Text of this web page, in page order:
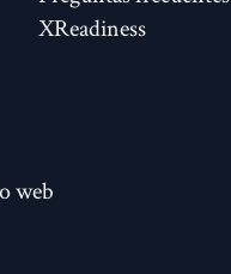
XReadiness
web